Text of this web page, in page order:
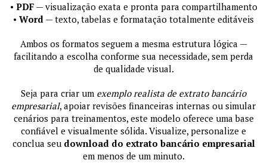
• PDF— visualização exata e pronta para compartilhamento
• Word — texto, tabelas e formatação totalmente editáveis
Ambos os formatos seguem a mesma estrutura lógica —
facilitando a escolha conforme sua necessidade, sem perda
de qualidade visual.
Seja para criar um exemplo realista de extrato bancário
empresarial, apoiar revisões financeiras internas ou simular
cenários para treinamentos, este modelo oferece uma base
confiável e visualmente sólida. Visualize, personalize e
conclua seu download do extrato bancário empresarial
em menos de um minuto.